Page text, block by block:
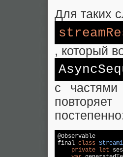
Для таких
, который
с
@Observable
final class
private let